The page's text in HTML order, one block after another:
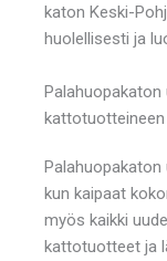
katon Keski-
huolellisesti ja
kattotuotteineen
Palahuopakaton
kun kaipaat
myös kaikki
kattotuotteet ja